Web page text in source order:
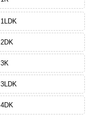
1LDK
2DK
3K
3LDK
4DK